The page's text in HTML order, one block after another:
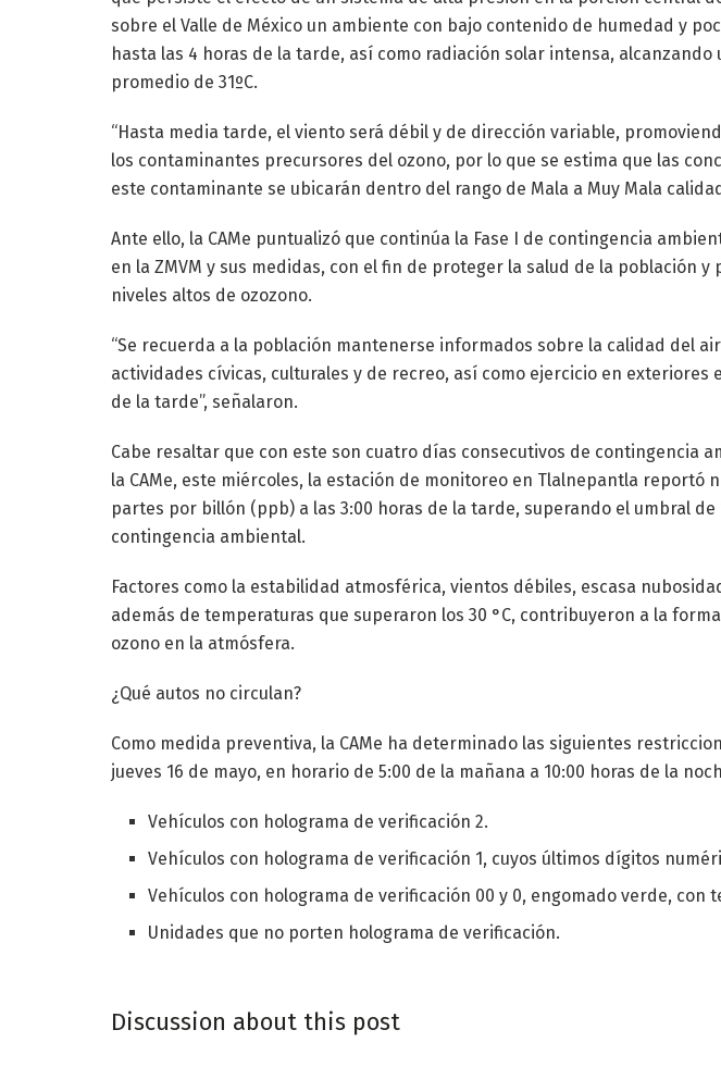
sobre el Valle de México un ambiente con bajo contenido de humedad y
hasta las 4 horas de la tarde, así como radiación solar intensa, alcanzando
promedio de 31ºC.
“Hasta media tarde, el viento será débil y de dirección variable,
los contaminantes precursores del ozono, por lo que se estima que las
este contaminante se ubicarán dentro del rango de Mala a Muy Mala
Ante ello, la CAMe puntualizó que continúa la Fase I de contingencia
en la ZMVM y sus medidas, con el fin de proteger la salud de la población y
niveles altos de ozozono.
“Se recuerda a la población mantenerse informados sobre la calidad del
actividades cívicas, culturales y de recreo, así como ejercicio en exteriores
de la tarde”, señalaron.
Cabe resaltar que con este son cuatro días consecutivos de contingencia
la CAMe, este miércoles, la estación de monitoreo en Tlalnepantla reportó
partes por billón (ppb) a las 3:00 horas de la tarde, superando el umbral de
contingencia ambiental.
Factores como la estabilidad atmosférica, vientos débiles, escasa
además de temperaturas que superaron los 30 °C, contribuyeron a la
ozono en la atmósfera.
¿Qué autos no circulan?
Como medida preventiva, la CAMe ha determinado las siguientes
jueves 16 de mayo, en horario de 5:00 de la mañana a 10:00 horas de la
Vehículos con holograma de verificación 2.
Vehículos con holograma de verificación 1, cuyos últimos dígitos
Vehículos con holograma de verificación 00 y 0, engomado verde, con
Unidades que no porten holograma de verificación.
Discussion about this post